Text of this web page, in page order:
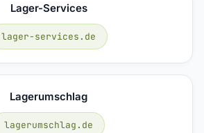
Lager-Services
lager-services.de
Lagerumschlag
lagerumschlag.de